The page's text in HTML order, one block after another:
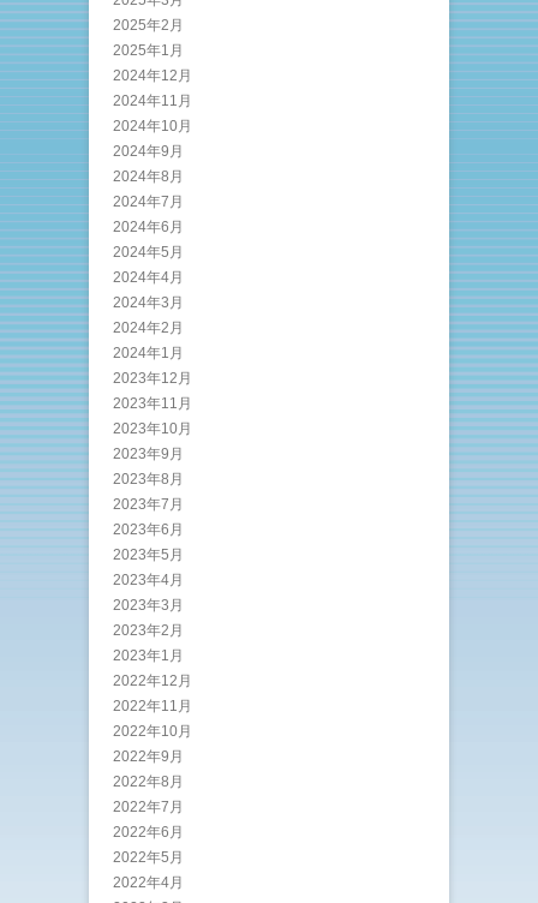
2025年2月
2025年1月
2024年12月
2024年11月
2024年10月
2024年9月
2024年8月
2024年7月
2024年6月
2024年5月
2024年4月
2024年3月
2024年2月
2024年1月
2023年12月
2023年11月
2023年10月
2023年9月
2023年8月
2023年7月
2023年6月
2023年5月
2023年4月
2023年3月
2023年2月
2023年1月
2022年12月
2022年11月
2022年10月
2022年9月
2022年8月
2022年7月
2022年6月
2022年5月
2022年4月